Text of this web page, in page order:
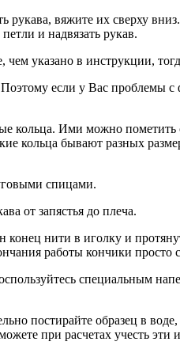
вяжите их сверху
и надвязать рукав.
указано в инструкции,
если у Вас проблемы
кольца. Ими можно пометить
кольца бывают разных
спицами.
от запястья до плеча.
нити в иголку и
работы кончики просто
специальным
постирайте образец в
при расчетах учесть эти